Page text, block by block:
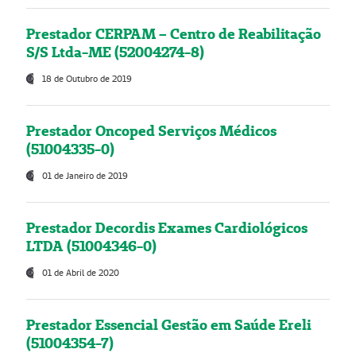
Prestador CERPAM – Centro de Reabilitação
S/S Ltda-ME (52004274-8)
18 de Outubro de 2019
Prestador Oncoped Serviços Médicos
(51004335-0)
01 de Janeiro de 2019
Prestador Decordis Exames Cardiológicos
LTDA (51004346-0)
01 de Abril de 2020
Prestador Essencial Gestão em Saúde Ereli
(51004354-7)